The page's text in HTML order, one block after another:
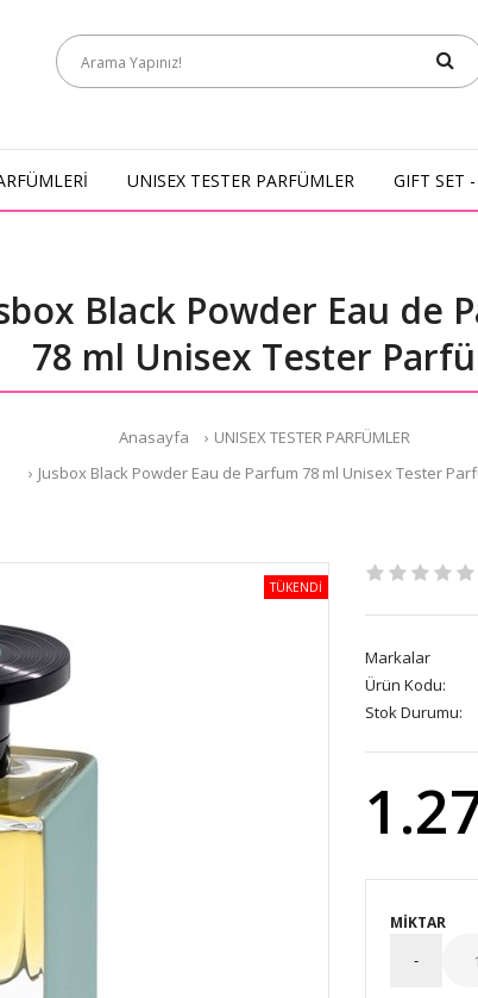
UNISEX TESTER PARFÜMLER GIFT SET
Black Powder Eau de
78 ml Unisex Tester
Anasayfa
UNISEX TESTER PARFÜMLER
Jusbox Black Powder Eau de Parfum 78 ml Unisex Tester
TÜKENDİ
Markalar
Ürün Kodu:
Stok Durumu:
MIKTAR